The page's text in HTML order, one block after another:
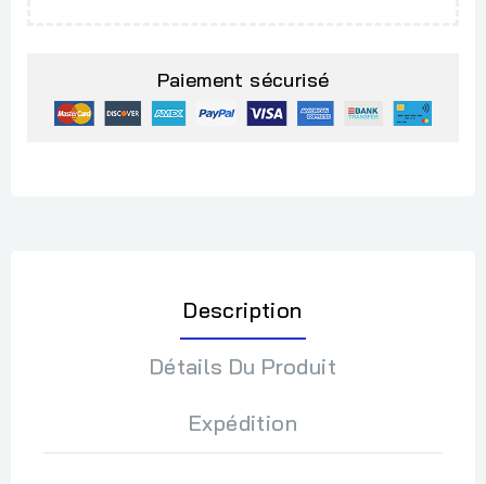
Paiement sécurisé
Description
Détails Du Produit
Expédition